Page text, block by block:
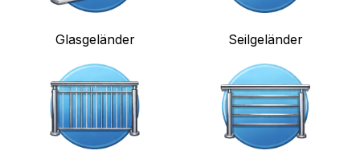
Glasgeländer Seilgeländer